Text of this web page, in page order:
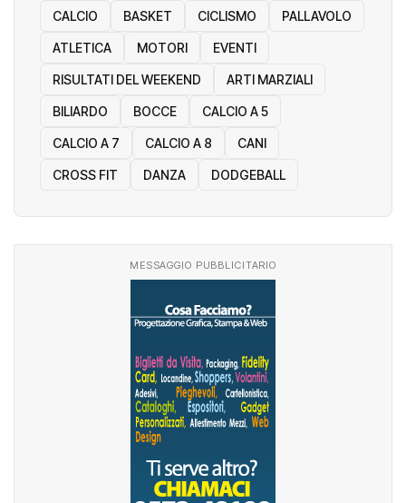
CALCIO BASKET CICLISMO PALLAVOLO
ATLETICA MOTORI EVENTI
RISULTATI DEL WEEKEND ARTI MARZIALI
BILIARDO BOCCE CALCIO A 5
CALCIO A 7 CALCIO A 8 CANI
CROSS FIT DANZA DODGEBALL
MESSAGGIO PUBBLICITARIO